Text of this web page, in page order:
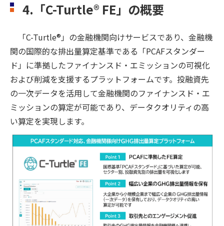
4.「C-Turtle® FE」の概要
「C-Turtle®」の金融機関向けサービスであり、金融機
関の国際的な排出量算定基準である「PCAFスタンダー
ド」に準拠したファイナンスド・エミッションの可視化
および削減を支援するプラットフォームです。投融資先
の一次データを活用して金融機関のファイナンスド・エ
ミッションの算定が可能であり、データクオリティの高
い算定を実現します。